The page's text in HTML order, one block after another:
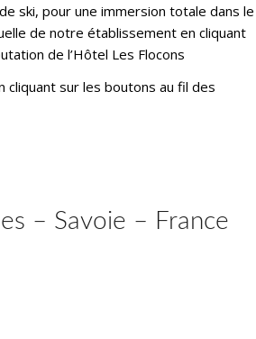
ski, pour une immersion totale dans le
de notre établissement en cliquant
de l’Hôtel Les Flocons
sur les boutons au fil des
– Savoie – France